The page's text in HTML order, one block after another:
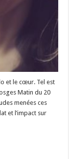
et le cœur. Tel est
Matin du 20
menées ces
et l’impact sur